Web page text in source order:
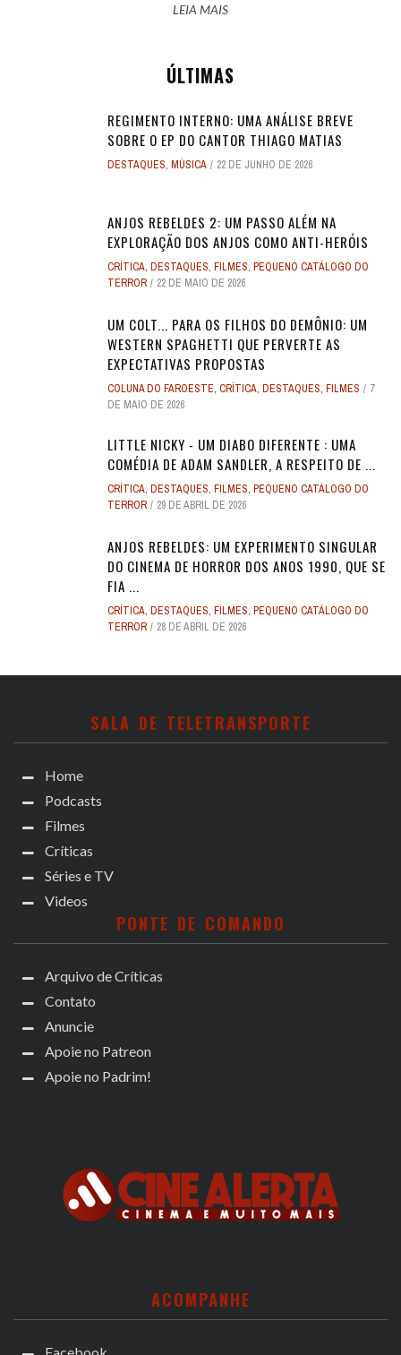
LEIA MAIS
ÚLTIMAS
REGIMENTO INTERNO: UMA ANÁLISE BREVE
SOBRE O EP DO CANTOR THIAGO MATIAS
DESTAQUES, MÚSICA 22 DE JUNHO DE 2026
ANJOS REBELDES 2: UM PASSO ALÉM NA
EXPLORAÇÃO DOS ANJOS COMO ANTI-HERÓIS
CRÍTICA, DESTAQUES, FILMES, PEQUENO CATÁLOGO DO
TERROR
22 DE MAIO DE 2026
UM COLT... PARA OS FILHOS DO DEMÔNIO: UM
WESTERN SPAGHETTI QUE PERVERTE AS
EXPECTATIVAS PROPOSTAS
COLUNA DO FAROESTE, CRÍTICA, DESTAQUES, FILMES
7
DE MAIO DE 2026
LITTLE NICKY - UM DIABO DIFERENTE : UMA
COMÉDIA DE ADAM SANDLER, A RESPEITO DE ...
CRÍTICA, DESTAQUES, FILMES, PEQUENO CATÁLOGO DO
TERROR
29 DE ABRIL DE 2026
ANJOS REBELDES: UM EXPERIMENTO SINGULAR
DO CINEMA DE HORROR DOS ANOS 1990, QUE SE
FIA ...
CRÍTICA, DESTAQUES, FILMES, PEQUENO CATÁLOGO DO
TERROR
28 DE ABRIL DE 2026
SALA DE TELETRANSPORTE
Home
Podcasts
Filmes
Críticas
Séries e TV
Videos
PONTE DE COMANDO
Arquivo de Críticas
Contato
Anuncie
Apoie no Patreon
Apoie no Padrim!
ACOMPANHE